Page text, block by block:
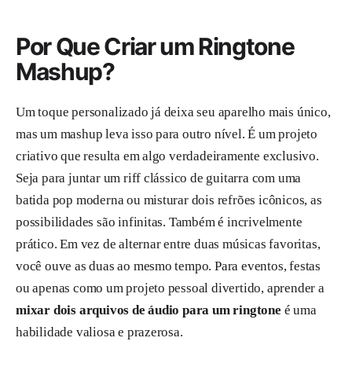
Por Que Criar um Ringtone
Mashup?
Um toque personalizado já deixa seu aparelho mais único,
mas um mashup leva isso para outro nível. É um projeto
criativo que resulta em algo verdadeiramente exclusivo.
Seja para juntar um riff clássico de guitarra com uma
batida pop moderna ou misturar dois refrões icônicos, as
possibilidades são infinitas. Também é incrivelmente
prático. Em vez de alternar entre duas músicas favoritas,
você ouve as duas ao mesmo tempo. Para eventos, festas
ou apenas como um projeto pessoal divertido, aprender a
mixar dois arquivos de áudio para um ringtone é uma
habilidade valiosa e prazerosa.